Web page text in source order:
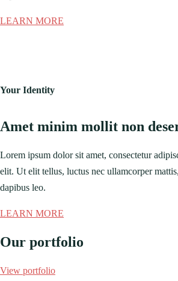
LEARN MORE
Your Identity
Amet minim mollit non
Lorem ipsum dolor sit amet, consectetur
elit. Ut elit tellus, luctus nec ullamcorper
dapibus leo.
LEARN MORE
Our portfolio
View portfolio